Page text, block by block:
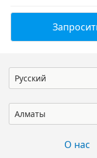
Русский
Алматы
О нас